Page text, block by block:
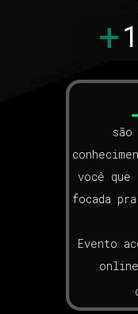
você que
focada
Evento
+